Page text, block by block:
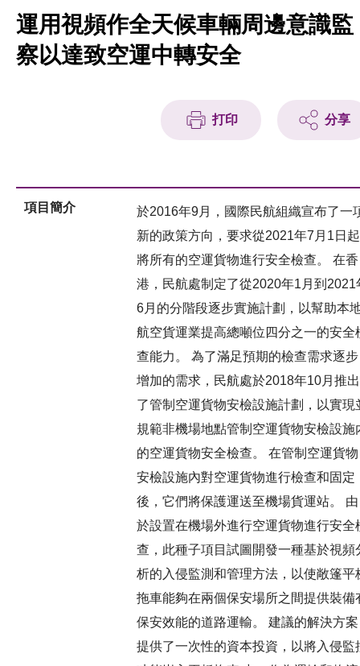
項目夥伴
活動及消息
運用視頻作全天候車輛周邊意識監
察以達致空運中轉安全
打印 分享
項目簡介
於2016年9月，國際民航組織宣布了一
新的政策方向，要求從2021年7月1日起
將所有的空運貨物進行安全檢查。 在香
港，民航處制定了從2020年1月到2021
6月的分階段逐步實施計劃，以幫助本
航空貨運業提高總噸位四分之一的安全
查能力。 為了滿足預期的檢查需求逐步
增加的需求，民航處於2018年10月推出
了管制空運貨物安檢設施計劃，以實現
規範非機場地點管制空運貨物安檢設施
的空運貨物安全檢查。 在管制空運貨物
安檢設施內對空運貨物進行檢查和固定
後，它們將保護運送至機場貨運站。 由
於設置在機場外進行空運貨物進行安全
查，此種子項目試圖開發一種基於視頻
析的入侵監測和管理方法，以使敞篷平
拖車能夠在兩個保安場所之間提供裝備
保安效能的道路運輸。 建議的解決方案
提供了一次性的資本投資，以將入侵監